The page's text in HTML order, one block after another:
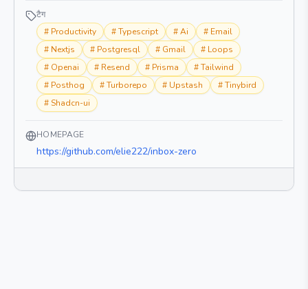
टैग
# Productivity #Typescript #Ai # Email
# Nextjs # Postgresql # Gmail # Loops
# Openai # Resend # Prisma #Tailwind
# Posthog #Turborepo # Upstash #Tinybird
#Shadcn-ui
HOMEPAGE
https://github.com/elie222/inbox-zero